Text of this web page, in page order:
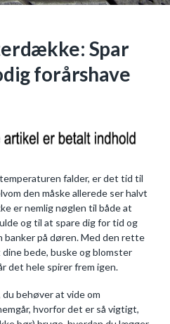
Spar
forårshave
falder, er det tid til
den måske allerede ser halvt
er nemlig nøglen til både at
og til at spare dig for tid og
banker på døren. Med den rette
bede, buske og blomster
det hele spirer frem igen.
behøver at vide om
hvorfor det er så vigtigt,